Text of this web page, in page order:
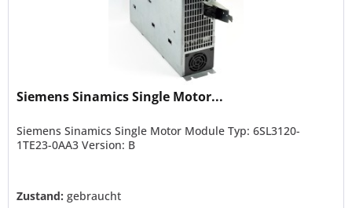
Siemens Sinamics Single Motor...
Siemens Sinamics Single Motor Module Typ: 6SL3120-
1TE23-0AA3 Version: B
Zustand:gebraucht